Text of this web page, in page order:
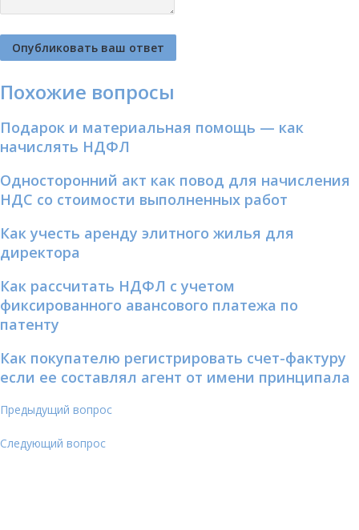
Похожие вопросы
Подарок и материальная помощь — как
начислять НДФЛ
Односторонний акт как повод для начисления
НДС со стоимости выполненных работ
Как учесть аренду элитного жилья для
директора
Как рассчитать НДФЛ с учетом
фиксированного авансового платежа по
патенту
Как покупателю регистрировать счет-фактуру
если ее составлял агент от имени принципала
Предыдущий вопрос
Следующий вопрос